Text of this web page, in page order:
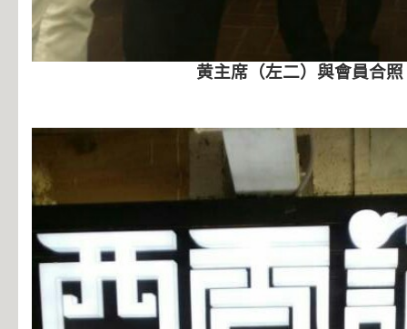
黄主席（左二）與會員合照